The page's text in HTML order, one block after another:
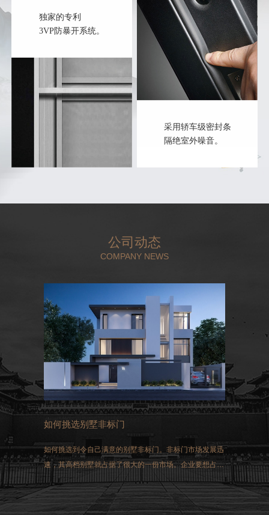
独家的专利
3VP防暴开系统。
采用轿车级密封条
隔绝室外噪音。
公司动态
COMPANY NEWS
如何挑选别墅非标门
如何挑选到令自己满意的别墅非标门。非标门市场发展迅
速，其高档别墅就占据了很大的一份市场。企业要想占得
这一市场，选择生产的非标门就必须符合国家生产的标
准。同时做好三方面的工作：过硬的质量、先进的技术和
良好的品牌形象。在高档别墅在装修过程中，非标门是比